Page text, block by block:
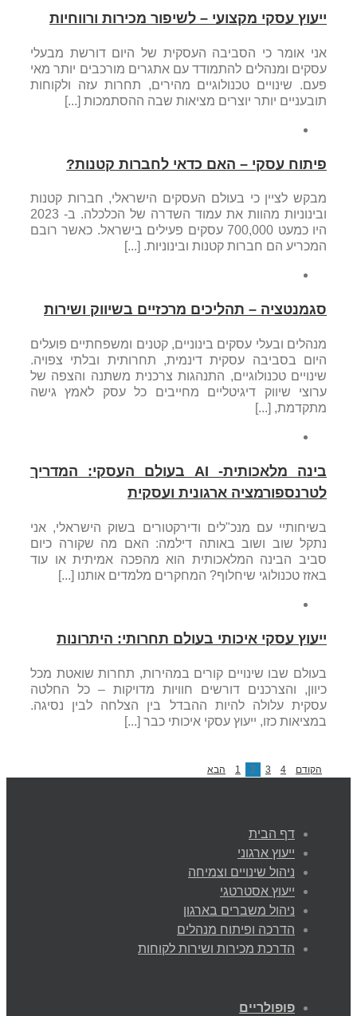
ייעוץ עסקי מקצועי – לשיפור מכירות ורווחיות
אני אומר כי הסביבה העסקית של היום דורשת מבעלי
עסקים ומנהלים להתמודד עם אתגרים מורכבים יותר מאי
פעם. שינויים טכנולוגיים מהירים, תחרות עזה ולקוחות
תובעניים יותר יוצרים מציאות שבה ההסתמכות [...]
פיתוח עסקי – האם כדאי לחברות קטנות?
מבקש לציין כי בעולם העסקים הישראלי, חברות קטנות
ובינוניות מהוות את עמוד השדרה של הכלכלה. ב- 2023
היו כמעט 700,000 עסקים פעילים בישראל. כאשר רובם
המכריע הם חברות קטנות ובינוניות. [...]
סגמנטציה – תהליכים מרכזיים בשיווק ושירות
מנהלים ובעלי עסקים בינוניים, קטנים ומשפחתיים פועלים
היום בסביבה עסקית דינמית, תחרותית ובלתי צפויה.
שינויים טכנולוגיים, התנהגות צרכנית משתנה והצפה של
ערוצי שיווק דיגיטליים מחייבים כל עסק לאמץ גישה
מתקדמת, [...]
בינה מלאכותית- AI בעולם העסקי: המדריך
לטרנספורמציה ארגונית ועסקית
בשיחותיי עם מנכ"לים ודירקטורים בשוק הישראלי, אני
נתקל שוב ושוב באותה דילמה: האם מה שקורה כיום
סביב הבינה המלאכותית הוא מהפכה אמיתית או עוד
באזז טכנולוגי שיחלוף? המחקרים מלמדים אותנו [...]
ייעוץ עסקי איכותי בעולם תחרותי: היתרונות
בעולם שבו שינויים קורים במהירות, תחרות שואטת מכל
כיוון, והצרכנים דורשים חוויות מדויקות – כל החלטה
עסקית עלולה להיות ההבדל בין הצלחה לבין נסיגה.
במציאות כזו, ייעוץ עסקי איכותי כבר [...]
הקודם 1 2 3 4 הבא
דף הבית
ייעוץ ארגוני
ניהול שינויים וצמיחה
ייעוץ אסטרטגי
ניהול משברים בארגון
הדרכה ופיתוח מנהלים
הדרכת מכירות ושירות לקוחות
פופולריים